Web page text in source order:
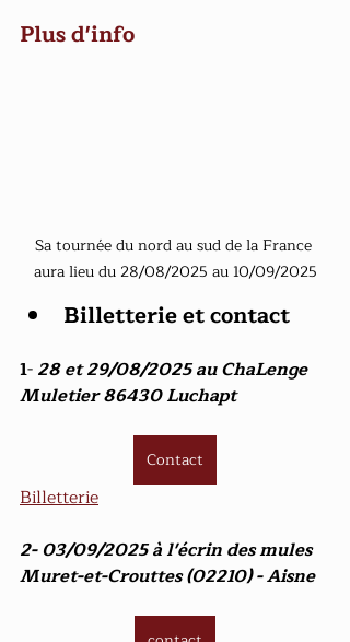
Plus d'info
Sa tournée du nord au sud de la France
aura lieu du 28/08/2025 au 10/09/2025
Billetterie et contact
1- 28 et 29/08/2025 au ChaLenge
Muletier 86430 Luchapt
Contact
Billetterie
2- 03/09/2025 à l'écrin des mules
Muret-et-Crouttes (02210) - Aisne